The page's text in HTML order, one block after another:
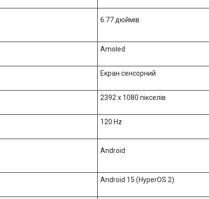
6.77 дюймів
Amoled
Екран сенсорний
2392 x 1080 пікселів
120 Hz
Android
Android 15 (HyperOS 2)